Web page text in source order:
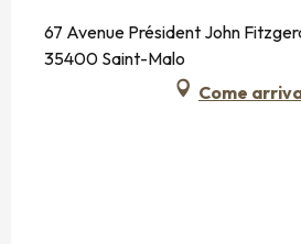
67 Avenue Président John
35400 Saint-Malo
Come